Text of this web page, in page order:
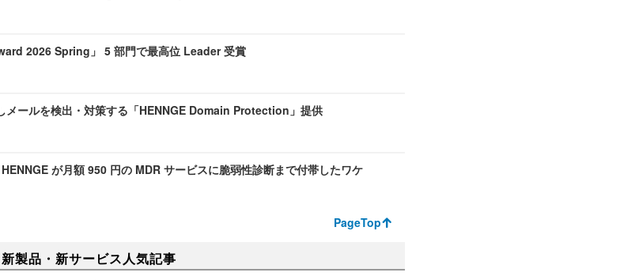
2026 Spring」 5 部門で最高位 Leader 受賞
メールを検出・対策する「HENNGE Domain Protection」提供
が月額 950 円の MDR サービスに脆弱性診断まで付帯したワケ
PageTop
新製品・新サービス人気記事